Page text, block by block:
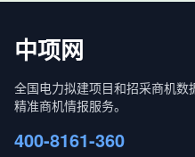
中项网
全国电力拟建项目和招采商机
精准商机情报服务。
400-8161-360